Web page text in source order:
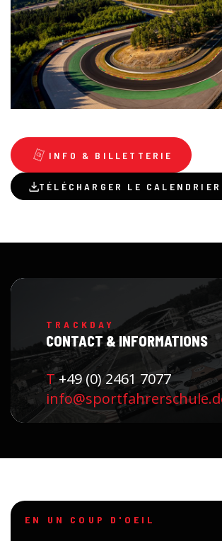
INFO & BILLETTERIE
TÉLÉCHARGER LE CALENDRIER
TRACKDAY
CONTACT & INFORMATIONS
T+49 (0) 2461 7077
EN UN COUP D'OEIL